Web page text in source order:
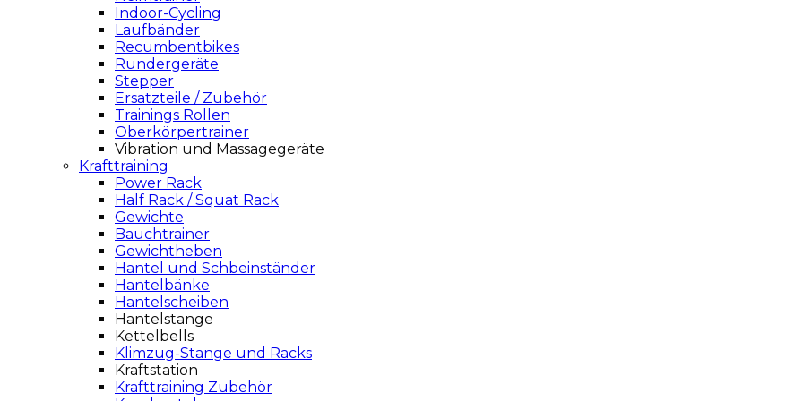
Indoor-Cycling
Laufbänder
Recumbentbikes
Rundergeräte
Stepper
Ersatzteile / Zubehör
Trainings Rollen
Oberkörpertrainer
Vibration und Massagegeräte
Krafttraining
Power Rack
Half Rack / Squat Rack
Gewichte
Bauchtrainer
Gewichtheben
Hantel und Schbeinständer
Hantelbänke
Hantelscheiben
Hantelstange
Kettelbells
Klimzug-Stange und Racks
Kraftstation
Krafttraining Zubehör